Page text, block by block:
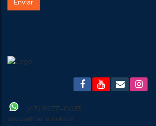
(47) 99771-0035
savoia@terra.com.br